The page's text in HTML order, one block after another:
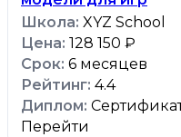
XYZ School
128 150 ₽
6 месяцев
4.4
Перейти